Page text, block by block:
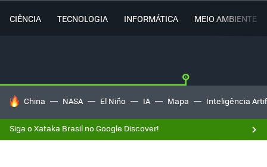
CIÊNCIA TECNOLOGIA INFORMÁTICA MEIO AMBIENTE
TENDÊNCIAS DO DIA
China NASA El Niño IA Mapa Inteligência
Siga o Xataka Brasil no Google Discover!